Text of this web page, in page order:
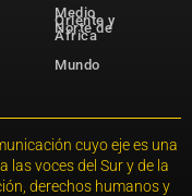
Medio
Oriente y
Norte de
África
Mundo
cuyo eje es una
las voces del Sur y de la
derechos humanos y